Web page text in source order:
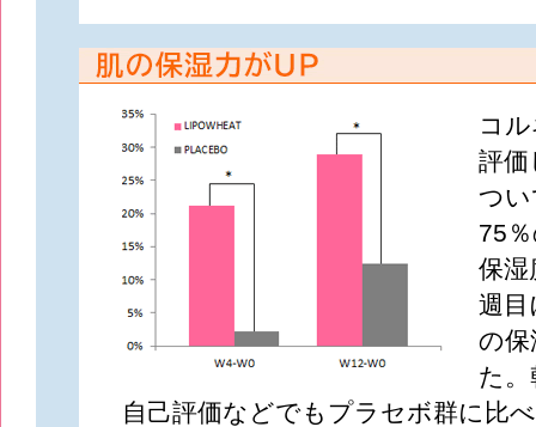
コ
評価
つ
75
保湿
週目
の
た
自己評価などでもプラセボ群に比